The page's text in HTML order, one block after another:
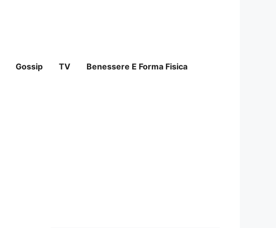
Gossip TV Benessere E Forma Fisica